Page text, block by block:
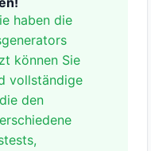
haben die
können Sie
vollständige
den